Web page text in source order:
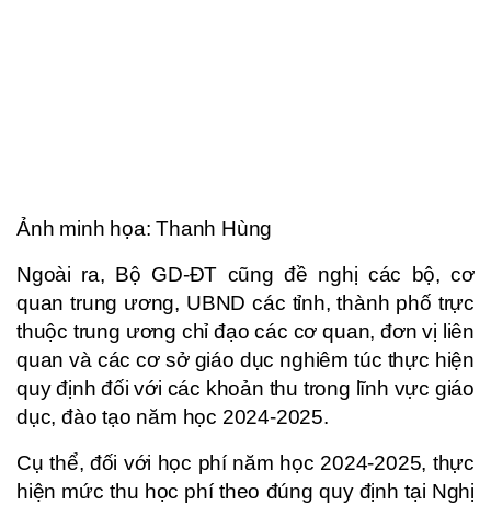
Ảnh minh họa: Thanh Hùng
Ngoài ra, Bộ GD-ĐT cũng đề nghị các bộ, cơ
quan trung ương, UBND các tỉnh, thành phố trực
thuộc trung ương chỉ đạo các cơ quan, đơn vị liên
quan và các cơ sở giáo dục nghiêm túc thực hiện
quy định đối với các khoản thu trong lĩnh vực giáo
dục, đào tạo năm học 2024-2025.
Cụ thể, đối với học phí năm học 2024-2025, thực
hiện mức thu học phí theo đúng quy định tại Nghị